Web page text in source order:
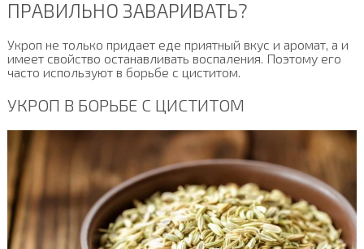
ПРАВИЛЬНО ЗАВАРИВАТЬ?
Укроп не только придает еде приятный вкус и аромат, а и
имеет свойство останавливать воспаления. Поэтому его
часто используют в борьбе с циститом.
УКРОП В БОРЬБЕ С ЦИСТИТОМ